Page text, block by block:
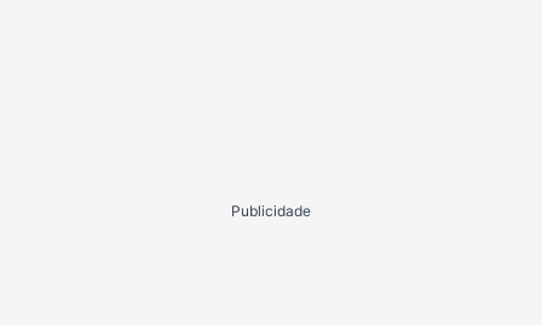
Publicidade